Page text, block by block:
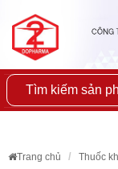
Trang chủ Thuốc